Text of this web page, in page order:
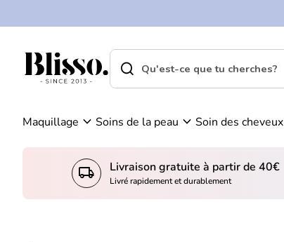
Accueil
m
ir
on
pa
shopping_cart
Accueil
Recherche"
search
Maquillage expand_more Soins de la peau expand_more Soin des cheveux
local_shipping Livraison gratuite à partir de 40€
Livré rapidement et durablement